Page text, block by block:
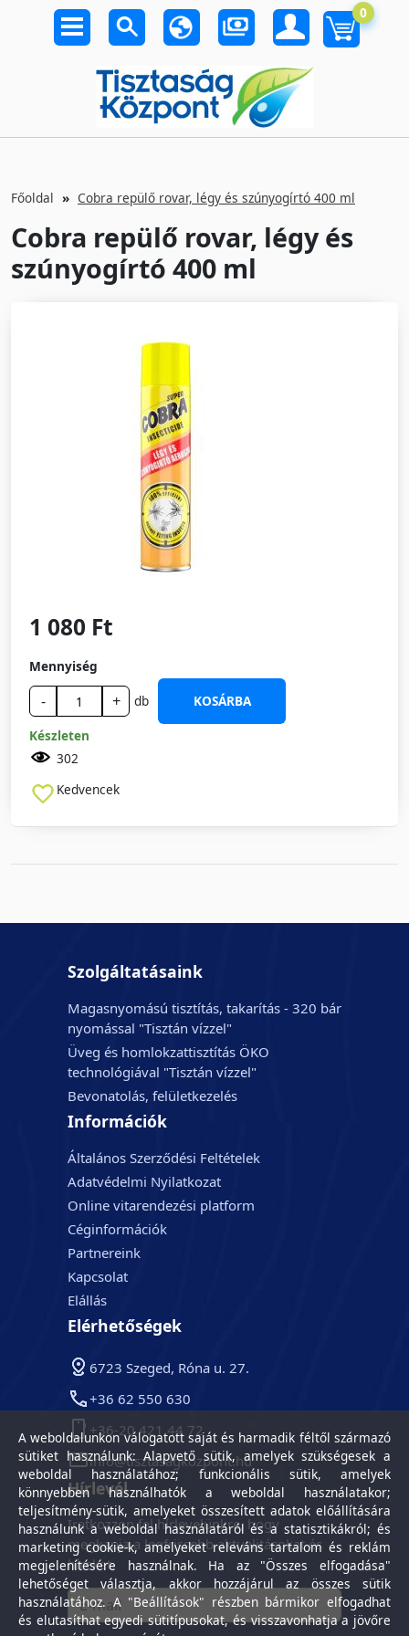
0
Főoldal Cobra repülő rovar, légy és szúnyogírtó 400 ml
Cobra repülő rovar, légy és
szúnyogírtó 400 ml
1 080 Ft
Mennyiség
- + db
KOSÁRBA
Készleten
302
Kedvencek
Szolgáltatásaink
Magasnyomású tisztítás, takarítás - 320 bár
nyomással "Tisztán vízzel"
Üveg és homlokzattisztítás ÖKO
technológiával "Tisztán vízzel"
Bevonatolás, felületkezelés
Információk
Általános Szerződési Feltételek
Adatvédelmi Nyilatkozat
Online vitarendezési platform
Céginformációk
Partnereink
Kapcsolat
Elállás
Elérhetőségek
6723 Szeged, Róna u. 27.
+36 62 550 630
+36-20 421 44 72
info@tisztasagkozpont.hu
Hírlevél
Iratkozzon fel hírlevelünkre, hogy
megkapja a legfrissebb aktualitásokat és
híreket.
A weboldalunkon válogatott saját és harmadik féltől származó
sütiket használunk: Alapvető sütik, amelyek szükségesek a
weboldal használatához; funkcionális sütik, amelyek
könnyebben használhatók a weboldal használatakor;
teljesítmény-sütik, amelyeket összesített adatok előállítására
használunk a weboldal használatáról és a statisztikákról; és
marketing cookie-k, amelyeket releváns tartalom és reklám
megjelenítésére használnak. Ha az "Összes elfogadása"
lehetőséget választja, akkor hozzájárul az összes sütik
használatához. A "Beállítások" részben bármikor elfogadhat
és elutasíthat egyedi sütitípusokat, és visszavonhatja a jövőre